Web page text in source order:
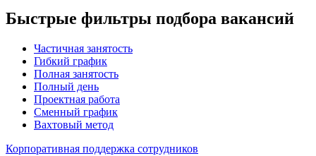
Быстрые фильтры подбора вакансий
Частичная занятость
Гибкий график
Полная занятость
Полный день
Проектная работа
Сменный график
Вахтовый метод
Корпоративная поддержка сотрудников